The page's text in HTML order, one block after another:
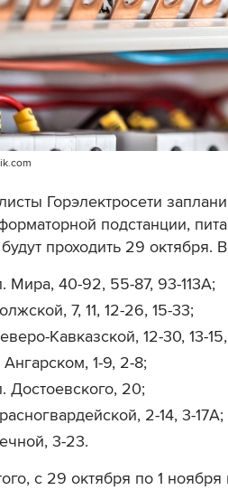
Горэлектросети
подстанции,
проходить 29 октября.
Мира, 40-92, 55-87, 93-113А;
7, 11, 12-26, 15-33;
Кавказской, 12-30, 13-
Ангарском, 1-9, 2-8;
Достоевского, 20;
2-14, 3-17А;
3-23.
с 29 октября по 1